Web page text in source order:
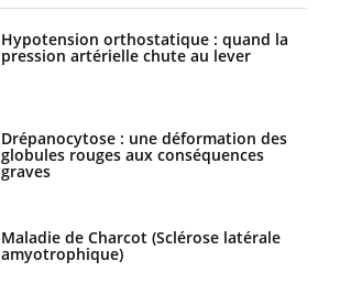
Hypotension orthostatique : quand la
pression artérielle chute au lever
Drépanocytose : une déformation des
globules rouges aux conséquences
graves
Maladie de Charcot (Sclérose latérale
amyotrophique)